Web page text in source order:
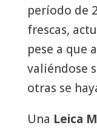
período de
frescas,
pese a que
valiéndose
otras se
Una Leica